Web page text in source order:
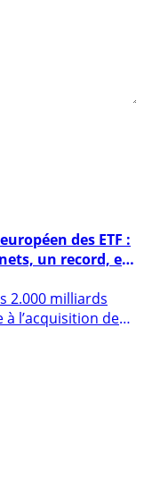
des ETF :
2.000 milliards
l’acquisition de